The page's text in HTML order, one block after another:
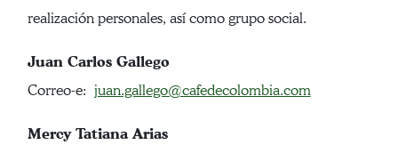
realización personales, así como grupo social.
Juan Carlos Gallego
Correo-e: juan.gallego@cafedecolombia.com
Mercy Tatiana Arias